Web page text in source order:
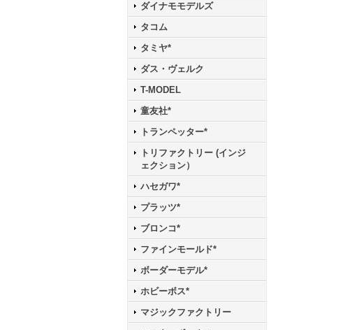
ダイナモモデルズ
タコム
タミヤ*
ダス・ヴェルク
T-MODEL
童友社*
トランペッター*
トリファクトリー (インジ
ェクション）
ハセガワ*
プラッツ*
ブロンコ*
ファインモールド*
ボーダーモデル*
ホビーボス*
マジックファクトリー